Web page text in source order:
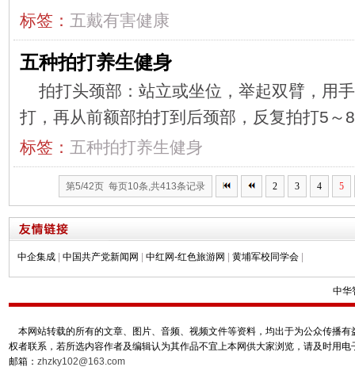
标签： 五戴有害健康
五种拍打养生健身
拍打头颈部：站立或坐位，举起双臂，用
打，再从前额部拍打到后颈部，反复拍打5～
标签： 五种拍打养生健身
第5/42页 每页10条,共413条记录 2 3 4 5
中企集成 中国共产党新闻网 中红网-红色旅游网 黄埔军校同学会
中华
本网站转载的所有的文章、图片、音频、视频文件等资料，均出于为公众传播
权者联系，若所选内容作者及编辑认为其作品不宜上本网供大家浏览，请及时用
邮箱： zhzky102@163.com